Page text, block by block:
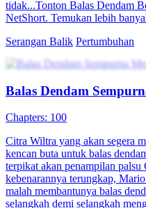
Balas Dendam untuk
35 Episodes
Demi balas dendam atas
sebagai pengganti. Dengan
dendam penuh risiko untuk
ibunya.
Pemeran Utama Wanita Kuat